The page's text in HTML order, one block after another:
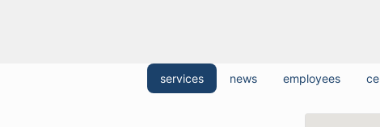
services news employees